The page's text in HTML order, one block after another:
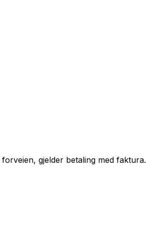
gjelder betaling med faktura.